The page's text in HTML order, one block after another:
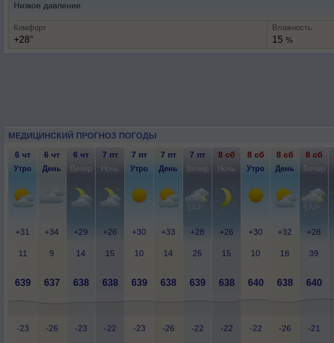
Низкое давление
Комфорт
+28°
Влажность
15 %
МЕДИЦИНСКИЙ ПРОГНОЗ ПОГОДЫ
6 чт 6 чт 6 чт 7 пт 7 пт 7 пт 7 пт 8 сб 8 сб 8 сб 8 сб
Утро День Вечер Ночь Утро День Вечер Ночь Утро День Вечер
+31 +34 +29 +26 +30 +33 +28 +26 +30 +32 +28
11 9 14 15 10 14 25 15 10 18 39
639 637 638 638 639 638 639 638 640 638 640
-23 -26 -23 -22 -23 -26 -22 -22 -22 -26 -21